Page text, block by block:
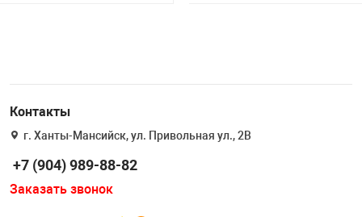
Контакты
г. Ханты-Мансийск, ул. Привольная ул., 2В
+7 (904) 989-88-82
Заказать звонок